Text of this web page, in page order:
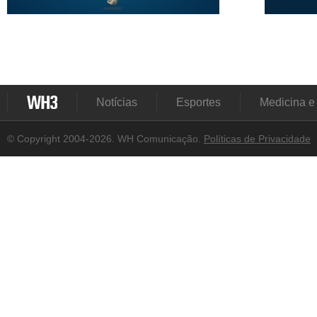
Notícias Esportes Medicina
© Copyright 2004-2026. WH Comunicação. Políticas de Privacidade